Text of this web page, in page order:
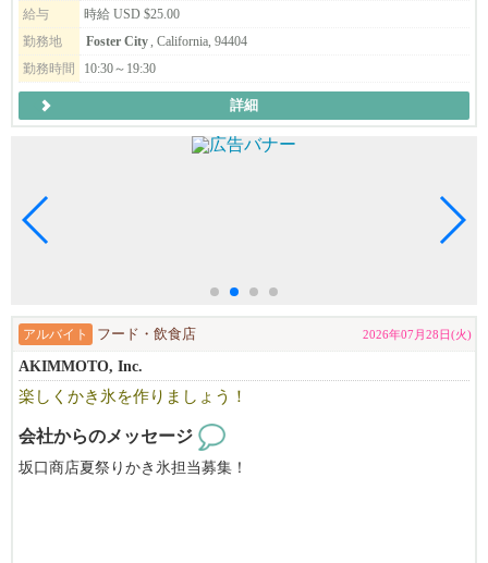
給与
時給 USD $25.00
勤務地
Foster City , California, 94404
勤務時間
10:30～19:30
詳細
アルバイト フード・飲食店 2026年07月28日(火)
AKIMMOTO, Inc.
楽しくかき氷を作りましょう！
会社からのメッセージ
坂口商店夏祭りかき氷担当募集！